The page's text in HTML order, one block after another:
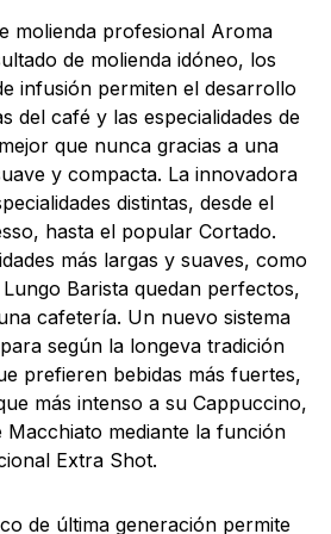
molienda profesional Aroma
de molienda idóneo, los
infusión permiten el desarrollo
del café y las especialidades de
que nunca gracias a una
y compacta. La innovadora
distintas, desde el
hasta el popular Cortado.
más largas y suaves, como
Barista quedan perfectos,
cafetería. Un nuevo sistema
según la longeva tradición
prefieren bebidas más fuertes,
más intenso a su Cappuccino,
Macchiato mediante la función
Extra Shot.
de última generación permite